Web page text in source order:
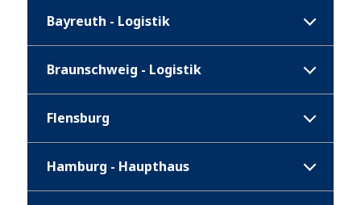
Bayreuth - Logistik
Braunschweig - Logistik
Flensburg
Hamburg - Haupthaus